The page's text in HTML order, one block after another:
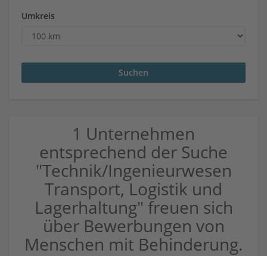
Umkreis
1 Unternehmen
entsprechend der Suche
"Technik/Ingenieurwesen
Transport, Logistik und
Lagerhaltung" freuen sich
über Bewerbungen von
Menschen mit Behinderung.